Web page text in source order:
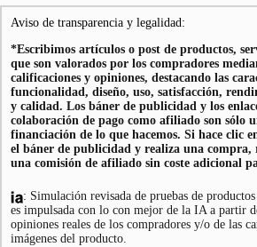
Aviso de transparencia y legalidad:
*Escribimos artículos o post de productos,
que son valorados por los compradores
calificaciones y opiniones, destacando las
funcionalidad, diseño, uso, satisfacción,
y calidad. Los báner de publicidad y los
colaboración de pago como afiliado son sólo
financiación de lo que hacemos. Si hace clic
el báner de publicidad y realiza una compra,
una comisión de afiliado sin coste adicional
: Simulación revisada de pruebas de
es impulsada con lo con mejor de la IA a partir
opiniones reales de los compradores y/o de las
imágenes del producto.